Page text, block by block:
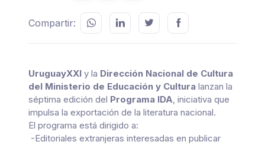
Compartir:
UruguayXXI y la Dirección Nacional de Cultura
del Ministerio de Educación y Cultura lanzan la
séptima edición del Programa IDA, iniciativa que
impulsa la exportación de la literatura nacional.
El programa está dirigido a:
-Editoriales extranjeras interesadas en publicar